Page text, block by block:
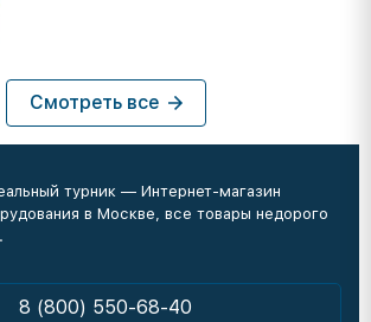
Смотреть все
турник — Интернет-магазин
в Москве, все товары недорого
8 (800) 550-68-40